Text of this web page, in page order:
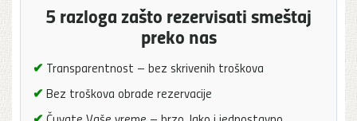
5 razloga zašto rezervisati smeštaj
preko nas
✔ Transparentnost – bez skrivenih troškova
✔ Bez troškova obrade rezervacije